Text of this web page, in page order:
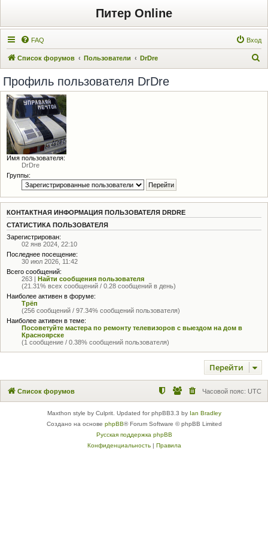
Питер Online
FAQ Вход
Список форумов Пользователи DrDre
Профиль пользователя DrDre
Имя пользователя:
DrDre
Группы:
КОНТАКТНАЯ ИНФОРМАЦИЯ ПОЛЬЗОВАТЕЛЯ DRDRE
СТАТИСТИКА ПОЛЬЗОВАТЕЛЯ
Зарегистрирован:
02 янв 2024, 22:10
Последнее посещение:
30 июл 2026, 11:42
Всего сообщений:
263 | Найти сообщения пользователя
(21.31% всех сообщений / 0.28 сообщений в день)
Наиболее активен в форуме:
Трёп
(256 сообщений / 97.34% сообщений пользователя)
Наиболее активен в теме:
Посоветуйте мастера по ремонту телевизоров с выездом на дом в
Красноярске
(1 сообщение / 0.38% сообщений пользователя)
Перейти
Список форумов Часовой пояс: UTC
Maxthon style by Culprit. Updated for phpBB3.3 by Ian Bradley
Создано на основе phpBB® Forum Software © phpBB Limited
Русская поддержка phpBB
Конфиденциальность| Правила